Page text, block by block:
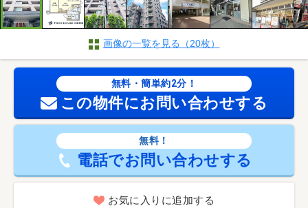
画像の一覧を見る（20枚）
無料・簡単約2分！
この物件にお問い合わせする
無料！
電話でお問い合わせする
お気に入りに追加する